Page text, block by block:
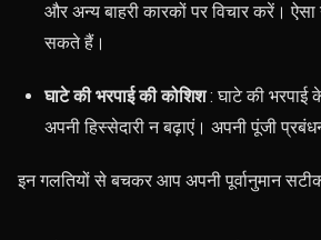
और अन्य बाहरी कारकों पर विचार करें।
सकते हैं।
घाटे की भरपाई की कोशिश: घाटे की भरपाई
अपनी हिस्सेदारी न बढ़ाएं। अपनी पूंजी
इन गलतियों से बचकर आप अपनी पूर्वानुमान